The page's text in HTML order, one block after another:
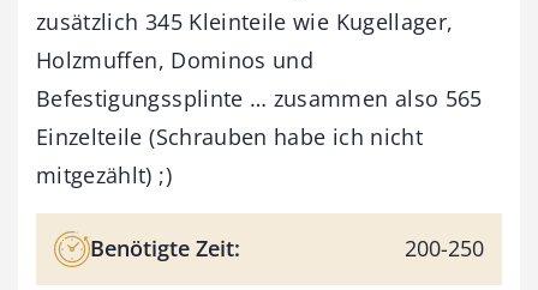
zusätzlich 345 Kleinteile wie Kugellager,
Holzmuffen, Dominos und
Befestigungssplinte … zusammen also 565
Einzelteile (Schrauben habe ich nicht
mitgezählt) ;)
Benötigte Zeit: 200-250